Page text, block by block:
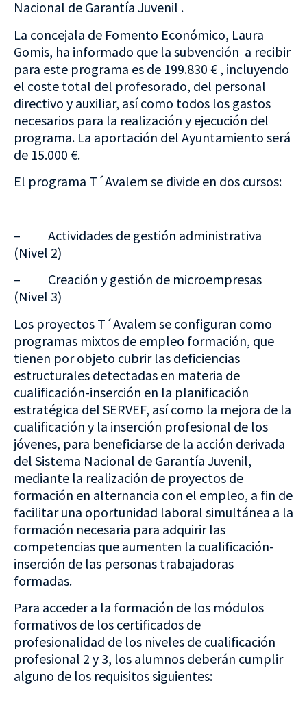
Nacional de Garantía Juvenil .
La concejala de Fomento Económico, Laura
Gomis, ha informado que la subvención a recibir
para este programa es de 199.830 € , incluyendo
el coste total del profesorado, del personal
directivo y auxiliar, así como todos los gastos
necesarios para la realización y ejecución del
programa. La aportación del Ayuntamiento será
de 15.000 €.
El programa T´Avalem se divide en dos cursos:
– Actividades de gestión administrativa
(Nivel 2)
– Creación y gestión de microempresas
(Nivel 3)
Los proyectos T´Avalem se configuran como
programas mixtos de empleo formación, que
tienen por objeto cubrir las deficiencias
estructurales detectadas en materia de
cualificación-inserción en la planificación
estratégica del SERVEF, así como la mejora de la
cualificación y la inserción profesional de los
jóvenes, para beneficiarse de la acción derivada
del Sistema Nacional de Garantía Juvenil,
mediante la realización de proyectos de
formación en alternancia con el empleo, a fin de
facilitar una oportunidad laboral simultánea a la
formación necesaria para adquirir las
competencias que aumenten la cualificación-
inserción de las personas trabajadoras
formadas.
Para acceder a la formación de los módulos
formativos de los certificados de
profesionalidad de los niveles de cualificación
profesional 2 y 3, los alumnos deberán cumplir
alguno de los requisitos siguientes: